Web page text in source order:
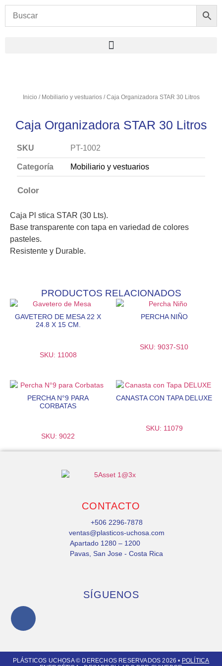
Inicio / Mobiliario y vestuarios/ Caja Organizadora STAR 30 Litros
Caja Organizadora STAR 30 Litros
SKU PT-1002
Categoría Mobiliario y vestuarios
Color
Caja Pl stica STAR (30 Lts).
Base transparente con tapa en variedad de colores
pasteles.
Resistente y Durable.
PRODUCTOS RELACIONADOS
GAVETERO DE MESA 22 X
24.8 X 15 CM.
SKU: 11008
PERCHA NIÑO
SKU: 9037-S10
PERCHA N°9 PARA
CORBATAS
SKU: 9022
CANASTA CON TAPA DELUXE
SKU: 11079
CONTACTO
+506 2296-7878
ventas@plasticos-uchosa.com
Apartado 1280 – 1200
Pavas, San Jose - Costa Rica
SÍGUENOS
PLÁSTICOS UCHOSA © DERECHOS RESERVADOS 2026 • POLÍTICA